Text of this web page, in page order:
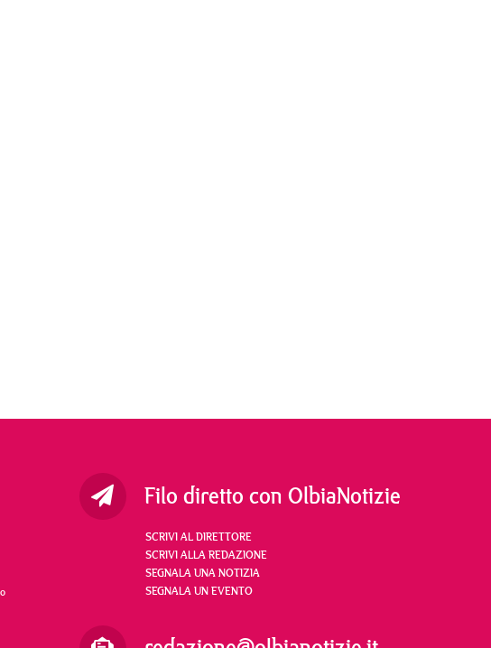
Filo diretto con OlbiaNotizie
SCRIVI AL DIRETTORE
SCRIVI ALLA REDAZIONE
SEGNALA UNA NOTIZIA
SEGNALA UN EVENTO